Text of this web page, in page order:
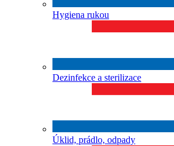
Hygiena rukou
Dezinfekce a sterilizace
Úklid, prádlo, odpady